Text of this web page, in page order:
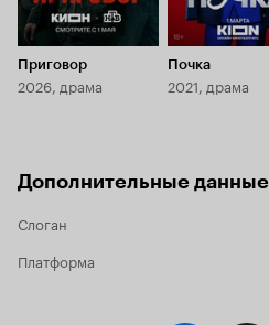
Приговор
2026, драма
Почка
2021, драма
Дополнительные данные
Слоган
Платформа